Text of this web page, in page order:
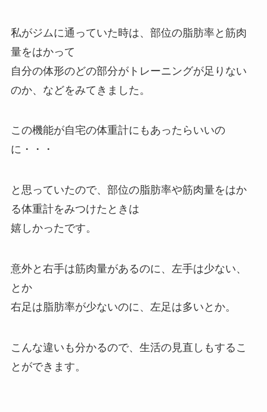
私がジムに通っていた時は、部位の脂肪率と筋肉
量をはかって
自分の体形のどの部分がトレーニングが足りない
のか、などをみてきました。
この機能が自宅の体重計にもあったらいいの
に・・・
と思っていたので、部位の脂肪率や筋肉量をはか
る体重計をみつけたときは
嬉しかったです。
意外と右手は筋肉量があるのに、左手は少ない、
とか
右足は脂肪率が少ないのに、左足は多いとか。
こんな違いも分かるので、生活の見直しもするこ
とができます。